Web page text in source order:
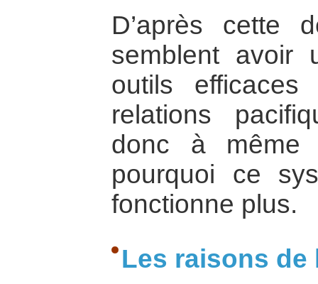
D’après cette
semblent avoir
outils
relations
donc à même
pourquoi ce
fonctionne plus.
Les raisons de